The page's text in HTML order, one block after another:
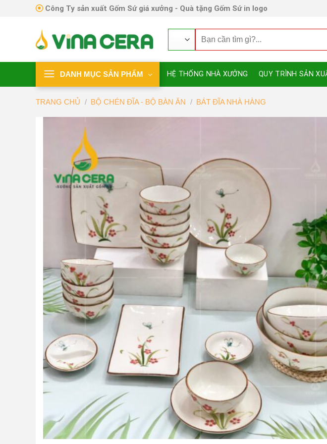
Công Ty sản xuất Gốm Sứ giá xưởng - Quà tặng Gốm Sứ in logo
kiếm:
DANH MỤC SẢN PHẨM HỆ THỐNG NHÀ XƯỞNG QUY TRÌNH SẢN
TRANG CHỦ / BỘ CHÉN ĐĨA - BỘ BÀN ĂN / BÁT ĐĨA NHÀ HÀNG